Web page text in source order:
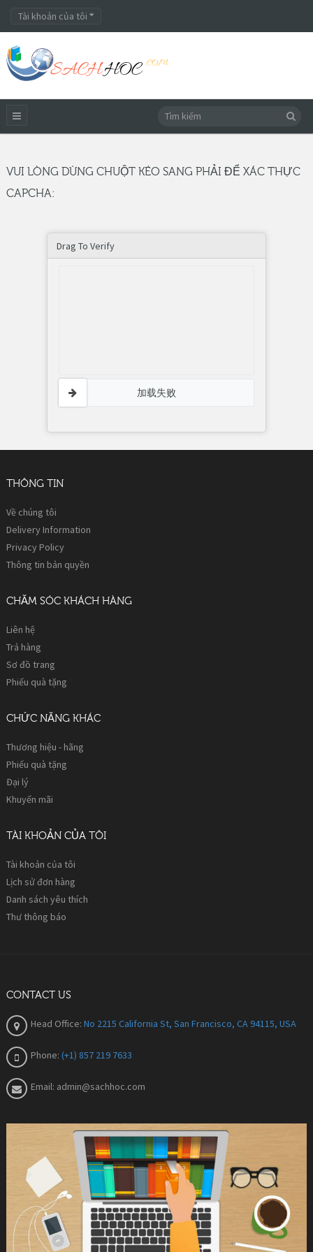
Tài khoản của tôi
VUI LÒNG DÙNG CHUỘT KÉO SANG PHẢI ĐỂ XÁC THỰC
CAPCHA:
Drag To Verify
加载失败
THÔNG TIN
Về chúng tôi
Delivery Information
Privacy Policy
Thông tin bản quyền
CHĂM SÓC KHÁCH HÀNG
Liên hệ
Trả hàng
Sơ đồ trang
Phiếu quà tặng
CHỨC NĂNG KHÁC
Thương hiệu - hãng
Phiếu quà tặng
Đại lý
Khuyến mãi
TÀI KHOẢN CỦA TÔI
Tài khoản của tôi
Lịch sử đơn hàng
Danh sách yêu thích
Thư thông báo
CONTACT US
Head Office: No 2215 California St, San Francisco, CA 94115, USA
Phone: (+1) 857 219 7633
Email: admin@sachhoc.com